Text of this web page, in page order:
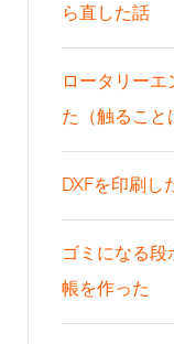
ら直した話
ロータリー
た（触ること
DXFを印刷し
ゴミになる
帳を作った